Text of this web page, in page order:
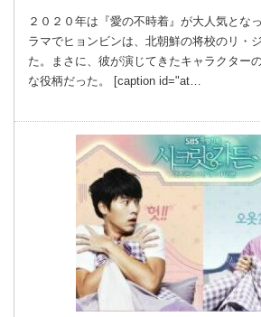
２０２０年は『愛の不時着』が大人気とな
ラマでヒョンビンは、北朝鮮の将校のリ・
た。まさに、彼が演じてきたキャラクター
な役柄だった。 [caption id="at…